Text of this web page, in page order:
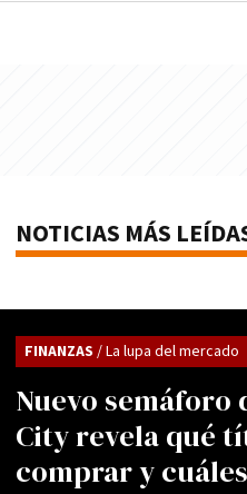
NOTICIAS MÁS
Nuevo semáforo
City revela qué
comprar y
FINANZAS / La lupa del mercado